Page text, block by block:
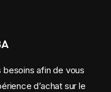
besoins afin de vous
d’achat sur le